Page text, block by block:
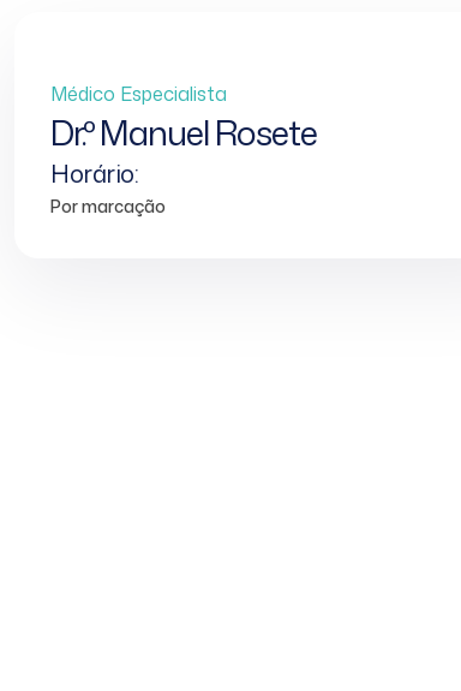
Médico Especialista
Dr.º Manuel Rosete
Horário:
Por marcação